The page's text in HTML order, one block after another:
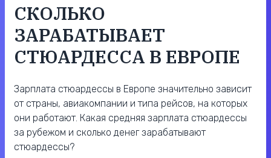
СКОЛЬКО
ЗАРАБАТЫВАЕТ
СТЮАРДЕССА В ЕВРОПЕ
Зарплата стюардессы в Европе значительно зависит
от страны, авиакомпании и типа рейсов, на которых
они работают. Какая средняя зарплата стюардессы
за рубежом и сколько денег зарабатывают
стюардессы?